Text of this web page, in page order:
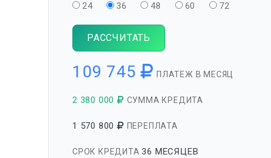
24 36 48 60 72
РАССЧИТАТЬ
109 745 ПЛАТЕЖ В МЕСЯЦ
2 380 000 СУММА КРЕДИТА
1 570 800 ПЕРЕПЛАТА
СРОК КРЕДИТА36 МЕСЯЦЕВ